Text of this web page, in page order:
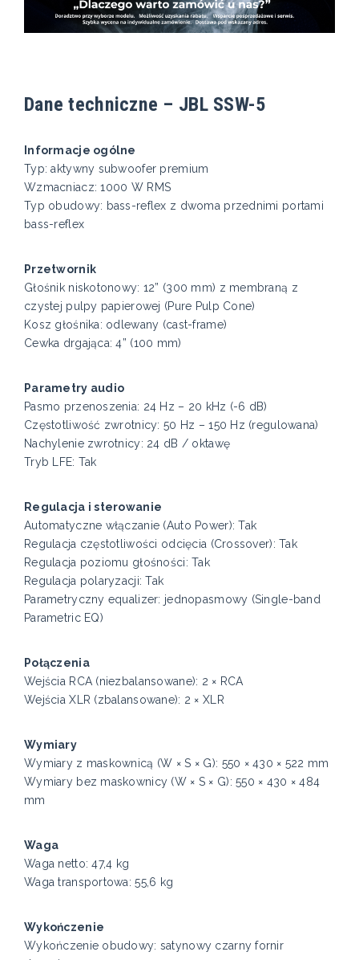
Dane techniczne – JBL SSW-5
Informacje ogólne
Typ: aktywny subwoofer premium
Wzmacniacz: 1000 W RMS
Typ obudowy: bass-reflex z dwoma przednimi portami
bass-reflex
Przetwornik
Głośnik niskotonowy: 12” (300 mm) z membraną z
czystej pulpy papierowej (Pure Pulp Cone)
Kosz głośnika: odlewany (cast-frame)
Cewka drgająca: 4” (100 mm)
Parametry audio
Pasmo przenoszenia: 24 Hz – 20 kHz (-6 dB)
Częstotliwość zwrotnicy: 50 Hz – 150 Hz (regulowana)
Nachylenie zwrotnicy: 24 dB / oktawę
Tryb LFE: Tak
Regulacja i sterowanie
Automatyczne włączanie (Auto Power): Tak
Regulacja częstotliwości odcięcia (Crossover): Tak
Regulacja poziomu głośności: Tak
Regulacja polaryzacji: Tak
Parametryczny equalizer: jednopasmowy (Single-band
Parametric EQ)
Połączenia
Wejścia RCA (niezbalansowane): 2 × RCA
Wejścia XLR (zbalansowane): 2 × XLR
Wymiary
Wymiary z maskownicą (W × S × G): 550 × 430 × 522 mm
Wymiary bez maskownicy (W × S × G): 550 × 430 × 484
mm
Waga
Waga netto: 47,4 kg
Waga transportowa: 55,6 kg
Wykończenie
Wykończenie obudowy: satynowy czarny fornir